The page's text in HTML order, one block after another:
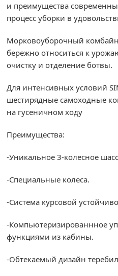
и преимущества
процесс уборки в
Морковоуборочный комбайн
бережно относиться к
очистку и отделение ботвы.
Для интенсивных условий
шестирядные самоходные
на гусеничном ходу
Преимущества:
-Уникальное 3-колесное
-Специальные колеса.
-Система курсовой
-Компьютеризированнное
функциями из кабины.
-Обтекаемый дизайн